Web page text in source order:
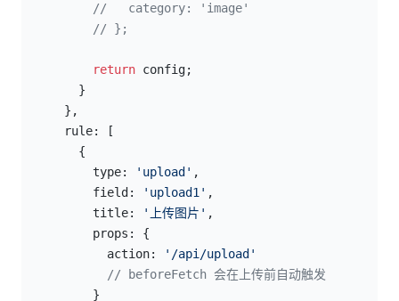
          //   category: 'image'
          // };
return config;
        }
      },
      rule: [
        {
          type:
'upload' ,
          field:
'upload1' ,
          title:
'上传图片' ,
          props: {
            action:
'/api/upload'
            // beforeFetch 会在上传前自动触发
          }